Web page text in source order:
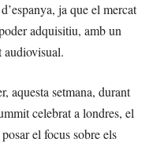
ja que el mercat
adquisitiu, amb un
audiovisual.
aquesta setmana, durant
celebrat a londres, el
el focus sobre els